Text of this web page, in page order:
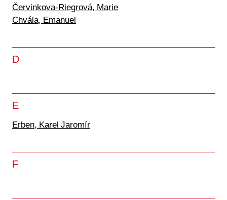
Červinkova-Riegrová, Marie
Chvála, Emanuel
D
E
Erben, Karel Jaromír
F